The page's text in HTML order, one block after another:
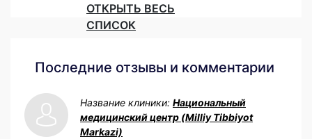
ОТКРЫТЬ ВЕСЬ
СПИСОК
Последние отзывы и комментарии
Название клиники: Национальный
медицинский центр (Milliy Tibbiyot
Markazi)